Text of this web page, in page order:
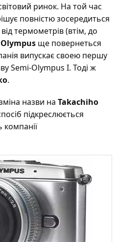
ринок. На той час
повністю зосередиться
термометрів (втім, до
Olympus ще повернеться
випускає своею першу
Semi-Olympus I. Тоді ж
.
назви на Takachiho
підкреслюється